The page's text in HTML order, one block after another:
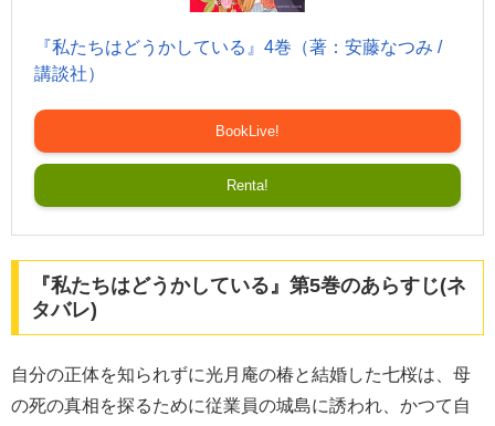
『私たちはどうかしている』4巻（著：安藤なつみ /
講談社）
BookLive!
Renta!
『私たちはどうかしている』第5巻のあらすじ(ネ
タバレ)
自分の正体を知られずに光月庵の椿と結婚した七桜は、母
の死の真相を探るために従業員の城島に誘われ、かつて自